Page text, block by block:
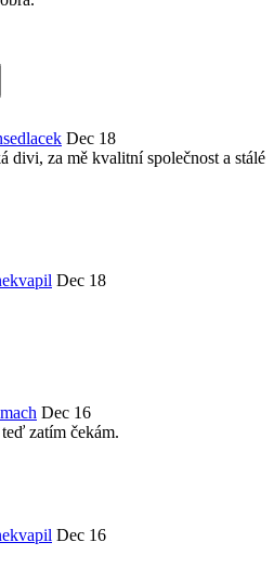
Dec 18
divi, za mě kvalitní společnost a stálé
Dec 18
Dec 16
zatím čekám.
Dec 16